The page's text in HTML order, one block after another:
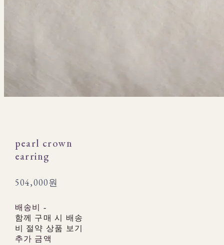
pearl crown
earring
504,000원
배송비 -
함께 구매 시 배송
비 절약 상품 보기
추가 금액